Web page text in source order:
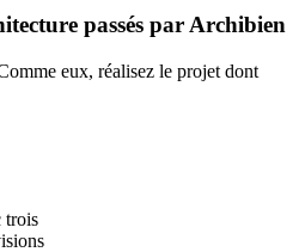
passés par Archibien
eux, réalisez le projet dont
trois